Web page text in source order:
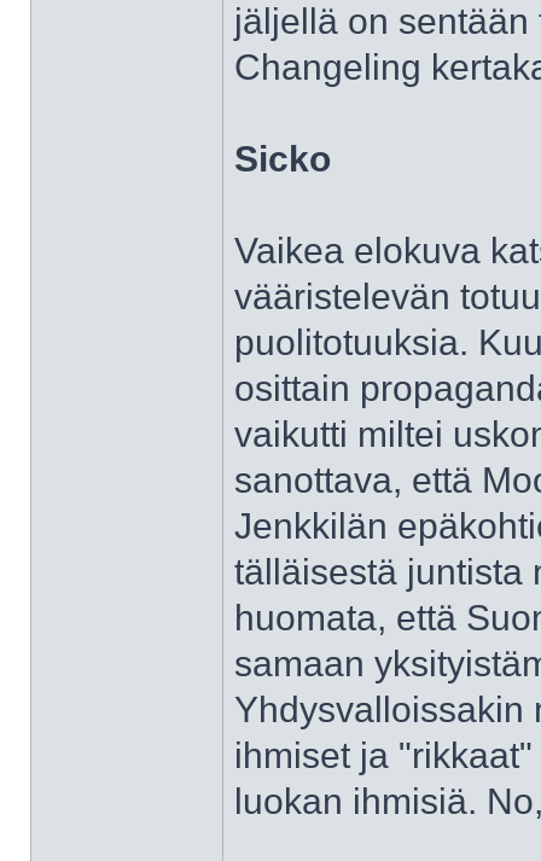
jäljellä on
Changeling
Sicko
Vaikea elokuva
vääristelevän
puolitotuuksia.
osittain
vaikutti miltei
sanottava, että
Jenkkilän
tälläisestä juntista
huomata, että
samaan
Yhdysvalloissakin
ihmiset ja
luokan ihmisiä.